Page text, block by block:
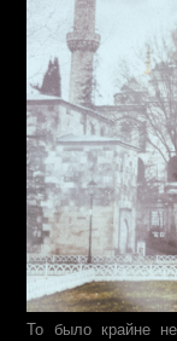
То было крайне